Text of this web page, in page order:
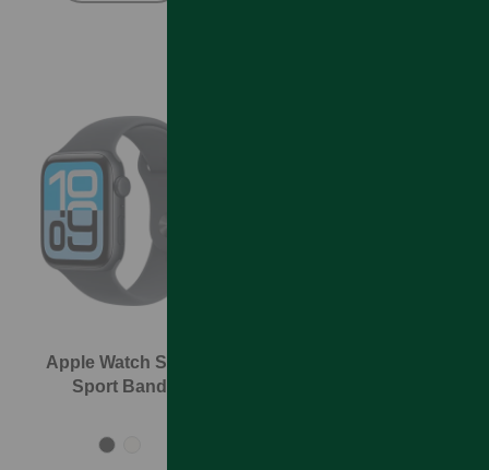
Apple Watch SE 3
Sport Band